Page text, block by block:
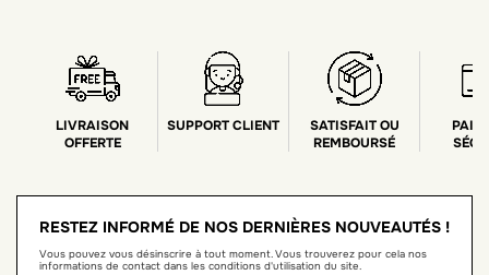
LIVRAISON
OFFERTE
SUPPORT CLIENT
SATISFAIT OU
REMBOURSÉ
RESTEZ INFORMÉ DE NOS DERNIÈRES NOUVEAUTÉS !
Vous pouvez vous désinscrire à tout moment. Vous trouverez pour cela nos
informations de contact dans les conditions d'utilisation du site.